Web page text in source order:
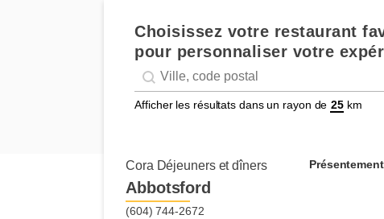
Choisissez votre restaurant
pour personnaliser votre
Geolocation
Géolocalisation
Afficher les résultats dans un rayon de km
Cora Déjeuners et dîners
Abbotsford
(604) 744-2672